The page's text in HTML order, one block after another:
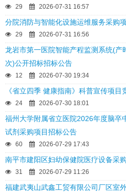
29 2026-07-31 16:57
分院消防与智能化设施运维服务采购
29 2026-07-31 16:56
龙岩市第一医院智能产程监测系统(产
次)公开招标招标公告
12 2026-07-30 19:34
《省立四季 健康指南》科普宣传项目
24 2026-07-30 18:01
福州大学附属省立医院2026年度脑卒
试剂采购项目招标公告
60 2026-07-29 17:43
南平市建阳区妇幼保健院医疗设备采
31 2026-07-29 11:26
福建武夷山武鑫工贸有限公司厂区室